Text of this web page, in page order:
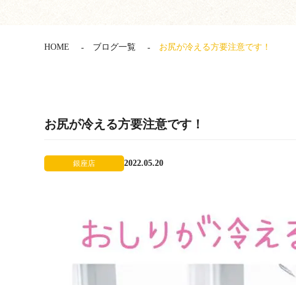
HOME ブログ一覧 お尻が冷える方要注意です！
お尻が冷える方要注意です！
銀座店 2022.05.20